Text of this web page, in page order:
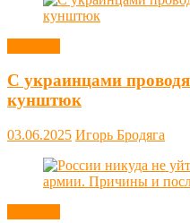
С украинцами
кунштюк
03.06.2025 Игорь Бродяга